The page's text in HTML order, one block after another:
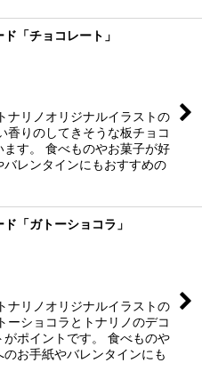
「チョコレート」
ナリノオリジナルイラストの
香りのしてきそうな板チョコ
す。 食べものやお菓子が好
バレンタインにもおすすめの
「ガトーショコラ」
ナリノオリジナルイラストの
ーショコラとトナリノのデコ
がポイントです。 食べものや
お手紙やバレンタインにも